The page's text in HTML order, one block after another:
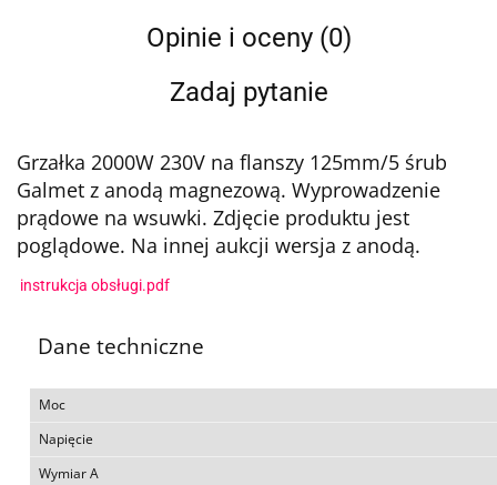
Opinie i oceny (0)
Zadaj pytanie
Grzałka 2000W 230V na flanszy 125mm/5 śrub
Galmet z anodą magnezową. Wyprowadzenie
prądowe na wsuwki. Zdjęcie produktu jest
poglądowe. Na innej aukcji wersja z anodą.
instrukcja obsługi.pdf
Dane techniczne
Moc
Napięcie
Wymiar A